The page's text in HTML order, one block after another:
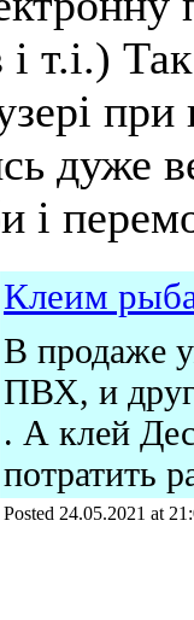
т.і.)
і
Клеим
В продаже
ПВХ, и
. А клей
потратить
Posted 24.05.2021 at